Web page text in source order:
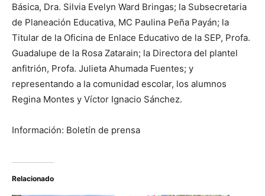
Básica, Dra. Silvia Evelyn Ward Bringas; la Subsecretaria
de Planeación Educativa, MC Paulina Peña Payán; la
Titular de la Oficina de Enlace Educativo de la SEP, Profa.
Guadalupe de la Rosa Zatarain; la Directora del plantel
anfitrión, Profa. Julieta Ahumada Fuentes; y
representando a la comunidad escolar, los alumnos
Regina Montes y Víctor Ignacio Sánchez.
Información: Boletín de prensa
Relacionado